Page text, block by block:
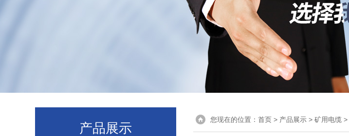
产品展示
您现在的位置： 首页 > 产品展示 > 矿用电缆 >